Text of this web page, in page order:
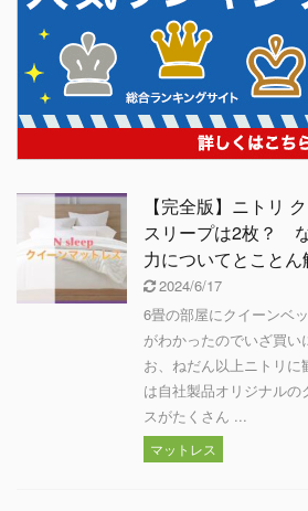
【完全版】ニトリ
スリープは2枚？
力についてとこと
2024/6/17
6畳の部屋にクイーンベ
がわかったのでいざ買
お、ねだん以上ニトリ
は自社製品オリジナル
スがたくさん ...
マットレス